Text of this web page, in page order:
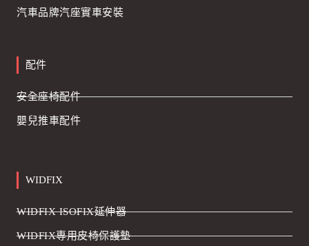
汽車品牌汽座實車安裝
配件
安全座椅配件
嬰兒推車配件
WIDFIX
WIDFIX ISOFIX延伸器
WIDFIX專用皮椅保護墊